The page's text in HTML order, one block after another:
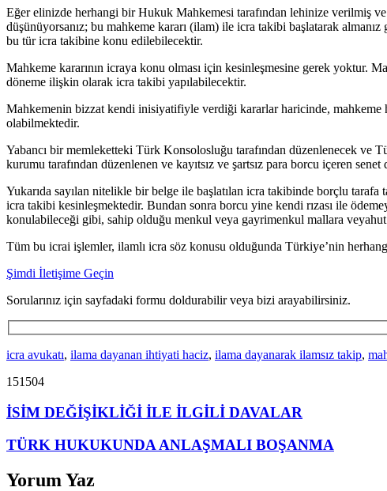
Eğer elinizde herhangi bir Hukuk Mahkemesi tarafından lehinize verilmiş ve
düşünüyorsanız; bu mahkeme kararı (ilam) ile icra takibi başlatarak
bu tür icra takibine konu edilebilecektir.
Mahkeme kararının icraya konu olması için kesinleşmesine gerek yoktur.
döneme ilişkin olarak icra takibi yapılabilecektir.
Mahkemenin bizzat kendi inisiyatifiyle verdiği kararlar haricinde, mahkeme
olabilmektedir.
Yabancı bir memleketteki Türk Konsolosluğu tarafından düzenlenecek ve
kurumu tarafından düzenlenen ve kayıtsız ve şartsız para borcu içeren
Yukarıda sayılan nitelikle bir belge ile başlatılan icra takibinde borçlu
icra takibi kesinleşmektedir. Bundan sonra borcu yine kendi rızası ile
konulabileceği gibi, sahip olduğu menkul veya gayrimenkul mallara
Tüm bu icrai işlemler, ilamlı icra söz konusu olduğunda Türkiye’nin
Şimdi İletişime Geçin
Sorularınız için sayfadaki formu doldurabilir veya bizi arayabilirsiniz.
icra avukatı, ilama dayanan ihtiyati haciz, ilama dayanarak ilamsız takip,
151504
İSİM DEĞİŞİKLİĞİ İLE İLGİLİ DAVALAR
TÜRK HUKUKUNDA ANLAŞMALI BOŞANMA
Yorum Yaz